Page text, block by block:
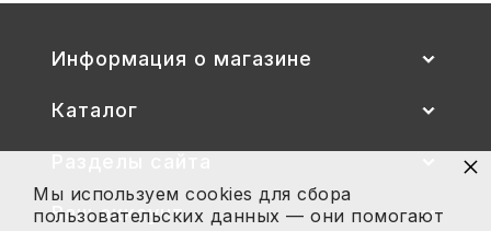
ДЕМООБОРУДОВАНИЕ
ЭЛЕКТРОНИКА
ЭЛЕКТРОТОВАРЫ И ОСВЕЩЕНИЕ
ПОСУДА
Информация о магазине
Каталог
Ваш аккаунт
Мы используем cookies для сбора
пользовательских данных — они помогают
×